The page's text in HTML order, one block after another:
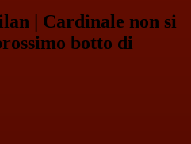
| Cardinale non si
botto di